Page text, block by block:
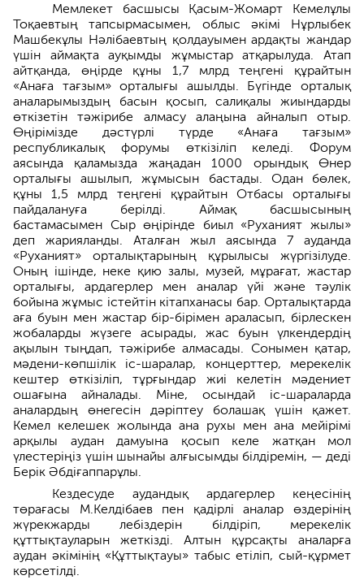
Мемлекет басшысы Қасым-Жомарт Кемелұлы
Тоқаевтың тапсырмасымен, облыс әкімі Нұрлыбек
Машбекұлы Нәлібаевтың қолдауымен ардақты жандар
үшін аймақта ауқымды жұмыстар атқарылуда. Атап
айтқанда, өңірде құны 1,7 млрд теңгені құрайтын
«Анаға тағзым» орталығы ашылды. Бүгінде орталық
аналарымыздың басын қосып, салиқалы жиындарды
өткізетін тәжірибе алмасу алаңына айналып отыр.
Өңірімізде дәстүрлі түрде «Анаға тағзым»
республикалық форумы өткізіліп келеді. Форум
аясында қаламызда жаңадан 1000 орындық Өнер
орталығы ашылып, жұмысын бастады. Одан бөлек,
құны 1,5 млрд теңгені құрайтын Отбасы орталығы
пайдалануға берілді. Аймақ басшысының
бастамасымен Сыр өңірінде биыл «Руханият жылы»
деп жарияланды. Аталған жыл аясында 7 ауданда
«Руханият» орталықтарының құрылысы жүргізілуде.
Оның ішінде, неке қию залы, музей, мұрағат, жастар
орталығы, ардагерлер мен аналар үйі және тәулік
бойына жұмыс істейтін кітапханасы бар. Орталықтарда
аға буын мен жастар бір-бірімен араласып, бірлескен
жобаларды жүзеге асырады, жас буын үлкендердің
ақылын тыңдап, тәжірибе алмасады. Сонымен қатар,
мәдени-көпшілік іс-шаралар, концерттер, мерекелік
кештер өткізіліп, тұрғындар жиі келетін мәдениет
ошағына айналады. Міне, осындай іс-шараларда
аналардың өнегесін дәріптеу болашақ үшін қажет.
Кемел келешек жолында ана рухы мен ана мейірімі
арқылы аудан дамуына қосып келе жатқан мол
үлестеріңіз үшін шынайы алғысымды білдіремін, — деді
Берік Әбдіғаппарұлы.
Кездесуде аудандық ардагерлер кеңесінің
төрағасы М.Келдібаев пен қадірлі аналар өздерінің
жүрекжарды лебіздерін білдіріп, мерекелік
құттықтауларын жеткізді. Алтын құрсақты аналарға
аудан әкімінің «Құттықтауы» табыс етіліп, сый-құрмет
көрсетілді.